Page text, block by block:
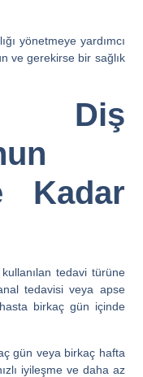
yönetmeye yardımcı
ve gerekirse bir sağlık
Kadar
tedavi türüne
tedavisi veya apse
birkaç gün içinde
gün veya birkaç hafta
iyileşme ve daha az